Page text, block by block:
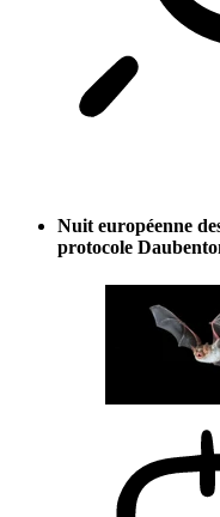
Nuit européenne
protocole